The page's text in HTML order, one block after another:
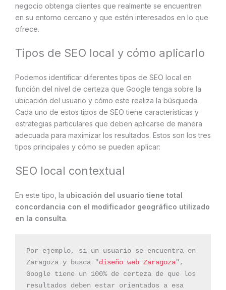
negocio obtenga clientes que realmente se encuentren
en su entorno cercano y que estén interesados en lo que
ofrece.
Tipos de SEO local y cómo aplicarlo
Podemos identificar diferentes tipos de SEO local en
función del nivel de certeza que Google tenga sobre la
ubicación del usuario y cómo este realiza la búsqueda.
Cada uno de estos tipos de SEO tiene características y
estrategias particulares que deben aplicarse de manera
adecuada para maximizar los resultados. Estos son los tres
tipos principales y cómo se pueden aplicar:
SEO local contextual
En este tipo, la ubicación del usuario tiene total
concordancia con el modificador geográfico utilizado
en la consulta.
Por ejemplo, si un usuario se encuentra en
Zaragoza y busca "diseño web Zaragoza",
Google tiene un 100% de certeza de que los
resultados deben estar orientados a esa